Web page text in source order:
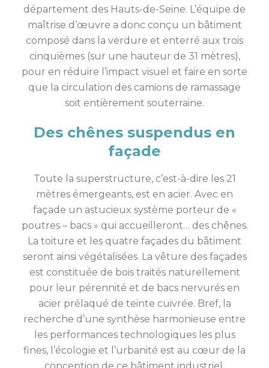
département des Hauts-de-Seine. L’équipe de
maîtrise d’œuvre a donc conçu un bâtiment
composé dans la verdure et enterré aux trois
cinquièmes (sur une hauteur de 31 mètres),
pour en réduire l’impact visuel et faire en sorte
que la circulation des camions de ramassage
soit entièrement souterraine.
Des chênes suspendus en
façade
Toute la superstructure, c’est-à-dire les 21
mètres émergeants, est en acier. Avec en
façade un astucieux système porteur de «
poutres – bacs » qui accueilleront… des chênes.
La toiture et les quatre façades du bâtiment
seront ainsi végétalisées. La vêture des façades
est constituée de bois traités naturellement
pour leur pérennité et de bacs nervurés en
acier prélaqué de teinte cuivrée. Bref, la
recherche d’une synthèse harmonieuse entre
les performances technologiques les plus
fines, l’écologie et l’urbanité est au cœur de la